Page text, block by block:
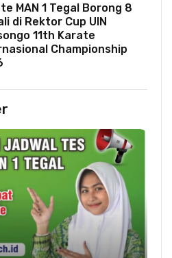
MAN 1 Tegal Borong 8
di Rektor Cup UIN
11th Karate
Championship